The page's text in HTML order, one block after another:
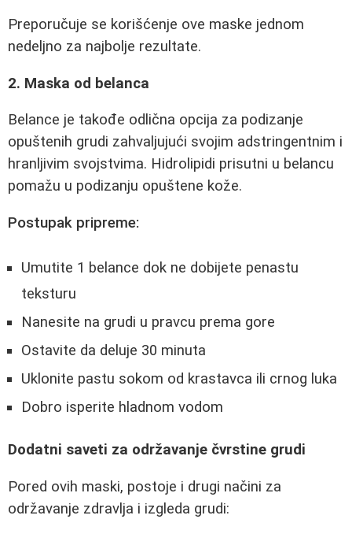
Preporučuje se korišćenje ove maske jednom
nedeljno za najbolje rezultate.
2. Maska od belanca
Belance je takođe odlična opcija za podizanje
opuštenih grudi zahvaljujući svojim adstringentnim i
hranljivim svojstvima. Hidrolipidi prisutni u belancu
pomažu u podizanju opuštene kože.
Postupak pripreme:
Umutite 1 belance dok ne dobijete penastu
teksturu
Nanesite na grudi u pravcu prema gore
Ostavite da deluje 30 minuta
Uklonite pastu sokom od krastavca ili crnog luka
Dobro isperite hladnom vodom
Dodatni saveti za održavanje čvrstine grudi
Pored ovih maski, postoje i drugi načini za
održavanje zdravlja i izgleda grudi: